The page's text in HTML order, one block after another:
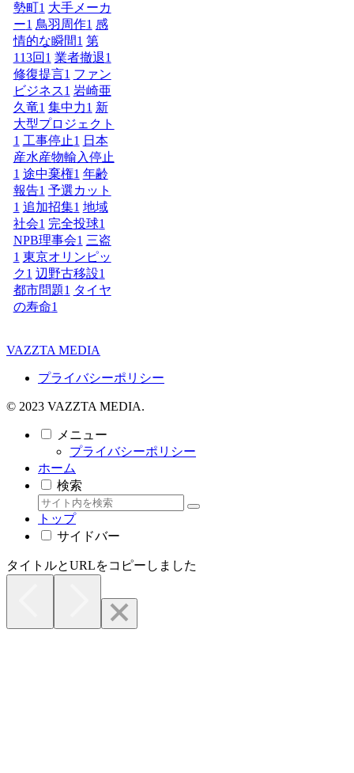
勢町1 大手メーカ
ー1 鳥羽周作1 感
情的な瞬間1 第
113回 1 業者撤退1
修復提言1 ファン
ビジネス1 岩崎亜
久竜1 集中力1 新
大型プロジェクト
1 工事停止1 日本
産水産物輸入停止
1 途中棄権1 年齢
報告1 予選カット
1 追加招集1 地域
社会1 完全投球1
NPB理事会1 三盗
1 東京オリンピッ
ク1 辺野古移設1
都市問題1 タイヤ
の寿命1
VAZZTA MEDIA
プライバシーポリシー
© 2023 VAZZTA MEDIA.
メニュー
プライバシーポリシー
ホーム
検索
トップ
サイドバー
タイトルとURLをコピーしました